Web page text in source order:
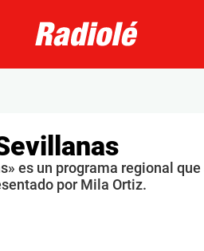
es un programa regional
por Mila Ortiz.